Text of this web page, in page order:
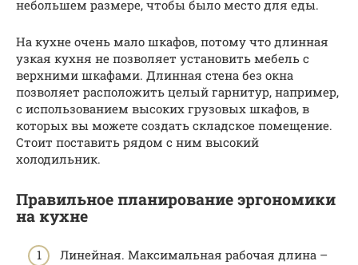
небольшем размере, чтобы было место для еды.
На кухне очень мало шкафов, потому что длинная
узкая кухня не позволяет установить мебель с
верхними шкафами. Длинная стена без окна
позволяет расположить целый гарнитур, например,
с использованием высоких грузовых шкафов, в
которых вы можете создать складское помещение.
Стоит поставить рядом с ним высокий
холодильник.
Правильное планирование эргономики
на кухне
Линейная. Максимальная рабочая длина –